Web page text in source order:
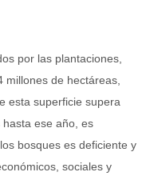
por las plantaciones,
millones de hectáreas,
esta superficie supera
ese año, es
bosques es deficiente y
sociales y